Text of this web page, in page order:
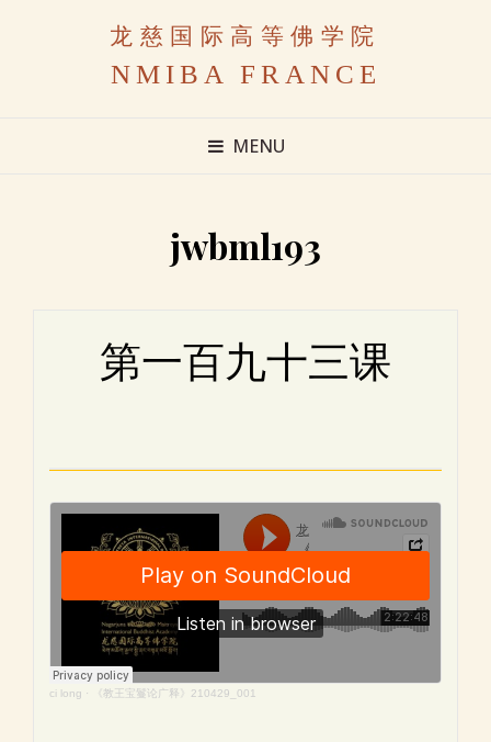
龙慈国际高等佛学院
NMIBA FRANCE
MENU
jwbml193
第一百九十三课
ci long · 《教王宝鬘论广释》210429_001